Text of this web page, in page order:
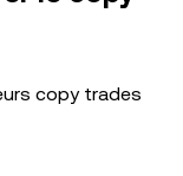
copy trades